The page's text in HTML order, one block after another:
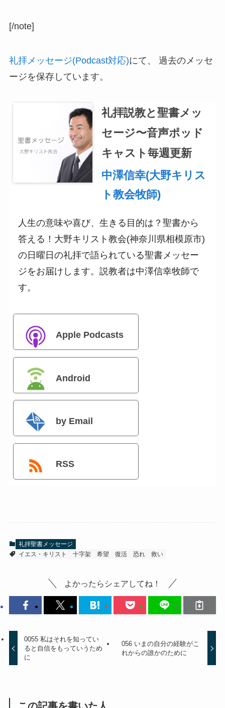
[/note]
礼拝メッセージ(Podcast対応)にて、 過去のメッセ
ージを保存しています。
礼拝説教と聖書メッ
セージ〜音声ポッド
キャスト毎週更新
中澤信幸(大野キリス
ト教会牧師)
人生の意味や喜び、生きる目的は？聖書から
答える！大野キリスト教会(神奈川県相模原市)
の日曜日の礼拝で語られている聖書メッセー
ジをお届けします。説教者は中澤信幸牧師で
す。
Apple Podcasts
Android
by Email
RSS
礼拝聖書メッセージ
イエス・キリスト
十字架 希望 復活 恐れ 救い
よかったらシェアしてね！
0055 私はそれを知ってい
ると自信をもっていうため
に
056 いまの自分の経験がこ
れからの誰かのために